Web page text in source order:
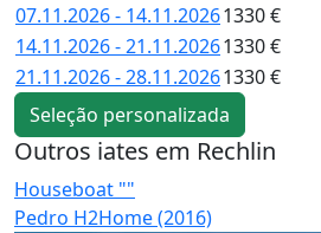
07.11.2026 - 14.11.20261330 €
14.11.2026 - 21.11.20261330 €
21.11.2026 - 28.11.20261330 €
Seleção personalizada
Outros iates em Rechlin
Houseboat ""
Pedro H2Home (2016)